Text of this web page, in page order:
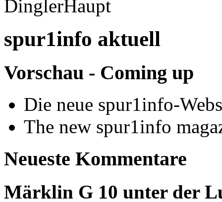
DinglerHaupt
spur1info aktuell
Vorschau - Coming up
Die neue spur1info-
The new spur1info
Neueste Kommentare
Märklin G 10 unter der